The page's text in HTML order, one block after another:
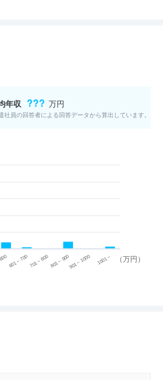
年収 ??? 万円
員の回答者による回答データから算出しています。
（万円）
601 ~ 700701 ~ 800801 ~ 900901 ~ 1000 1001 ~